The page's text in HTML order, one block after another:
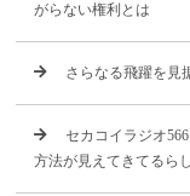
がらない権利とは
さらなる飛躍を見
セカコイラジオ
方法が見えてきてるら